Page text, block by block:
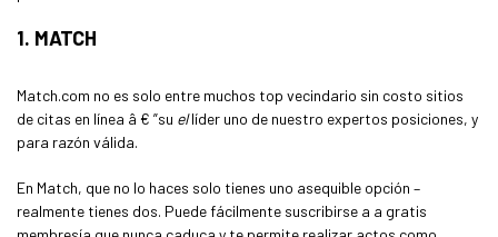
1. MATCH
Match.com no es solo entre muchos top vecindario sin costo sitios
de citas en línea â € ”su ellíder uno de nuestro expertos posiciones, y
para razón válida.
En Match, que no lo haces solo tienes uno asequible opción –
realmente tienes dos. Puede fácilmente suscribirse a a gratis